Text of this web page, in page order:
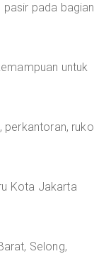
pada bagian
untuk
perkantoran, ruko
Kota Jakarta
Selong,